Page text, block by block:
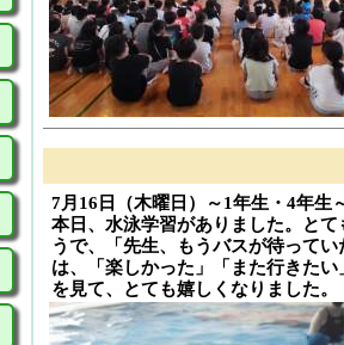
7月16日（木曜日）～1年生・4年生
本日、水泳学習がありました。と
うで、「先生、もうバスが待って
は、「楽しかった」「また行きた
を見て、とても嬉しくなりました。